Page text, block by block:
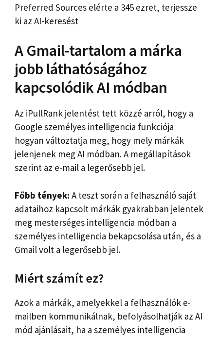
Preferred Sources elérte a 345 ezret, terjessze
ki az AI-keresést
A Gmail-tartalom a márka
jobb láthatóságához
kapcsolódik AI módban
Az iPullRank jelentést tett közzé arról, hogy a
Google személyes intelligencia funkciója
hogyan változtatja meg, hogy mely márkák
jelenjenek meg AI módban. A megállapítások
szerint az e-mail a legerősebb jel.
Főbb tények: A teszt során a felhasználó saját
adataihoz kapcsolt márkák gyakrabban jelentek
meg mesterséges intelligencia módban a
személyes intelligencia bekapcsolása után, és a
Gmail volt a legerősebb jel.
Miért számít ez?
Azok a márkák, amelyekkel a felhasználók e-
mailben kommunikálnak, befolyásolhatják az AI
mód ajánlásait, ha a személyes intelligencia